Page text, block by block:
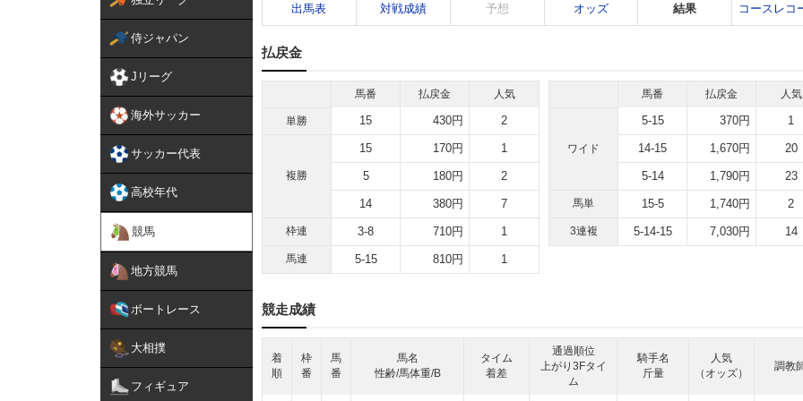
侍ジャパン
Jリーグ
海外サッカー
サッカー代表
高校年代
競馬
地方競馬
ボートレース
大相撲
フィギュア
出馬表 対戦成績 予想 オッズ 結果 コースレコ
払戻金
馬番 払戻金 人気
単勝 15 430円 2
複勝
15 170円 1
5 180円 2
14 380円 7
枠連 3-8 710円 1
馬連 5-15 810円 1
馬番 払戻金 人気
ワイド
5-15 370円 1
14-15 1,670円 20
5-14 1,790円 23
馬単 15-5 1,740円 2
3連複 5-14-15 7,030円 14
競走成績
着
順
枠
番
馬
番
馬名
性齢/馬体重/B
タイム
着差
通過順位
上がり3Fタイ
ム
騎手名
斤量
人気
（オッズ）
調教